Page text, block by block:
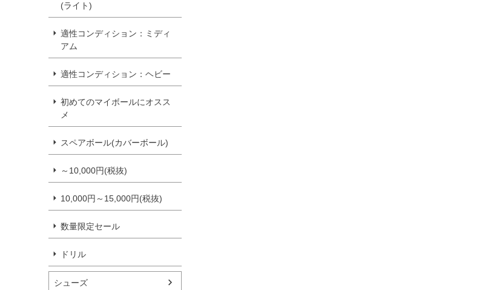
(ライト)
適性コンディション：ミディ
アム
適性コンディション：ヘビー
初めてのマイボールにオスス
メ
スペアボール(カバーボール)
～10,000円(税抜)
10,000円～15,000円(税抜)
数量限定セール
ドリル
シューズ